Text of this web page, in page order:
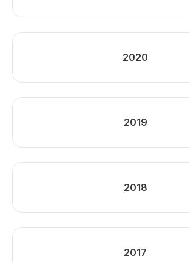
2020
2019
2018
2017